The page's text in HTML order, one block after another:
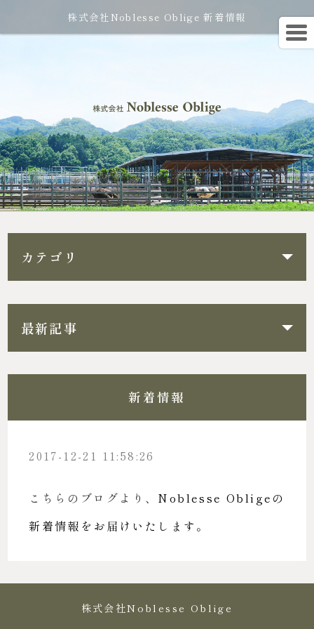
株式会社Noblesse Oblige 新着情報
カテゴリ
最新記事
新着情報
2017-12-21 11:58:26
こちらのブログより、 Noblesse Obligeの
新着情報をお届けいたします。
株式会社Noblesse Oblige